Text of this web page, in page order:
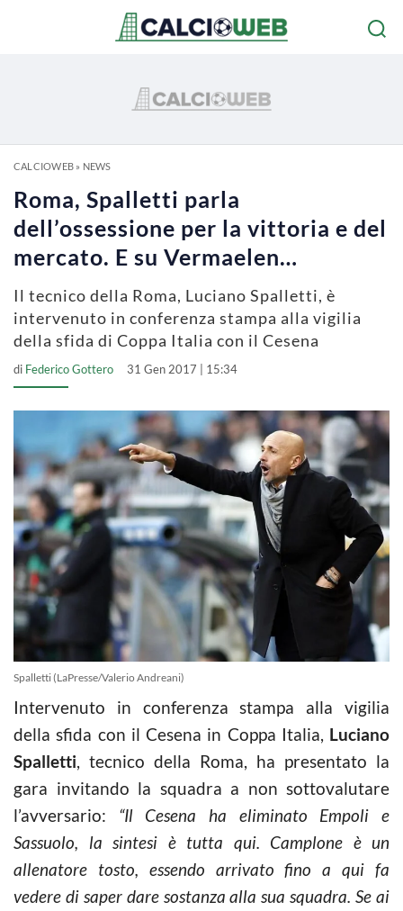
CALCIOWEB» NEWS
Roma, Spalletti parla
dell’ossessione per la vittoria e del
mercato. E su Vermaelen…
Il tecnico della Roma, Luciano Spalletti, è
intervenuto in conferenza stampa alla vigilia
della sfida di Coppa Italia con il Cesena
di Federico Gottero 31 Gen 2017 | 15:34
Spalletti (LaPresse/Valerio Andreani)
Intervenuto in conferenza stampa alla vigilia
della sfida con il Cesena in Coppa Italia, Luciano
Spalletti, tecnico della Roma, ha presentato la
gara invitando la squadra a non sottovalutare
l’avversario: “Il Cesena ha eliminato Empoli e
Sassuolo, la sintesi è tutta qui. Camplone è un
allenatore tosto, essendo arrivato fino a qui fa
vedere di saper dare sostanza alla sua squadra. Se ai